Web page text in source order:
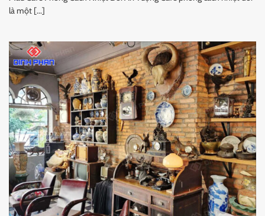
là một [...]